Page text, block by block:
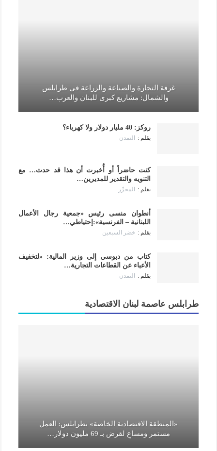
غرفة التجارة والصناعة والزراعة في طرابلس
والشمال: مشاريع كبرى للبنان والعرب…
روكز: 40 مليار دولار ولا كهرباء؟
التمدن
كنت حاضراً أو أُخبرت أن هذا قد حدث… مع
التنويه والتقدير للمديرين…
المحرِّر
أنطوان منسى رئيس «جمعية رجال الأعمال
اللبنانية – الفرنسية»:إحتياطي…
خضر السبعين
كتاب من دبوسي إلى وزير المالية: «لتخفيف
الأعباء عن القطاعات التجارية…
التمدن
طرابلس عاصمة لبنان الاقتصادية
«المنطقة الاقتصادية الخاصة» بطرابلس: العمل
مستمر ومساعٍ لقرض بـ 69 مليون دولار…